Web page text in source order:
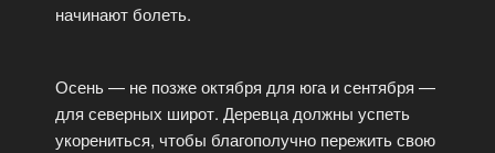
начинают болеть.
Осень — не позже октября для юга и сентября —
для северных широт. Деревца должны успеть
укорениться, чтобы благополучно пережить свою